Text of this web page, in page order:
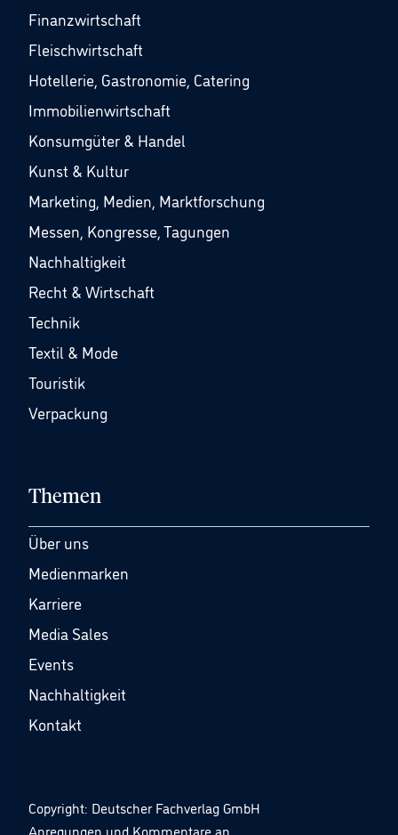
Finanzwirtschaft
Fleischwirtschaft
Hotellerie, Gastronomie, Catering
Immobilienwirtschaft
Konsumgüter & Handel
Kunst & Kultur
Marketing, Medien, Marktforschung
Messen, Kongresse, Tagungen
Nachhaltigkeit
Recht & Wirtschaft
Technik
Textil & Mode
Touristik
Verpackung
Themen
Über uns
Medienmarken
Karriere
Media Sales
Events
Nachhaltigkeit
Kontakt
Copyright: Deutscher Fachverlag GmbH
Anregungen und Kommentare an